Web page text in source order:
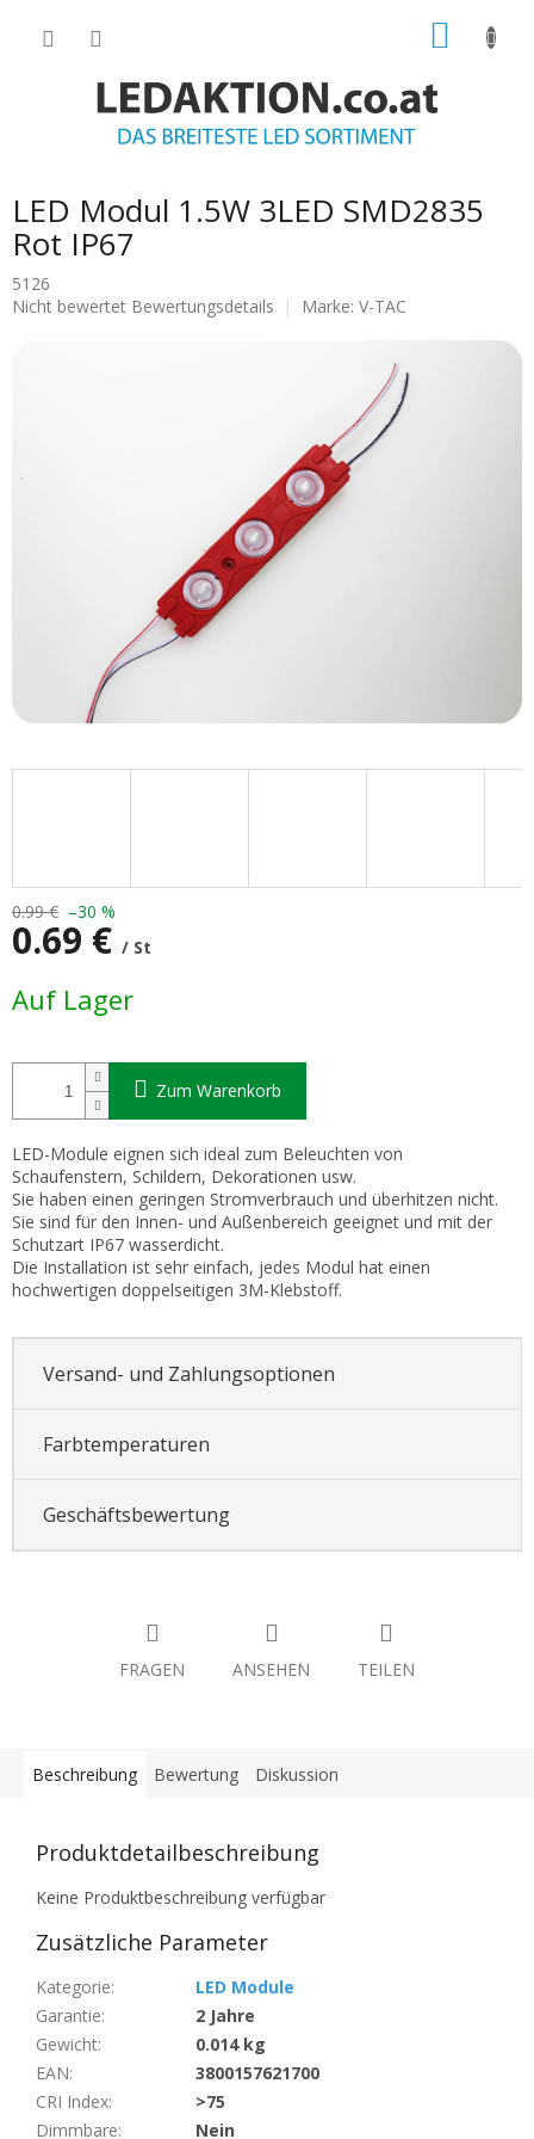
LED Modul 1.5W 3LED SMD2835
Rot IP67
5126
Die
Nicht bewertet Bewertungsdetails Marke: V-TAC
0.99 € –30 %
0.69 € / St
Auf Lager
Zum Warenkorb
LED-Module eignen sich ideal zum Beleuchten von
Schaufenstern, Schildern, Dekorationen usw.
Sie haben einen geringen Stromverbrauch und überhitzen nicht.
Sie sind für den Innen- und Außenbereich geeignet und mit der
Schutzart IP67 wasserdicht.
Die Installation ist sehr einfach, jedes Modul hat einen
hochwertigen doppelseitigen 3M-Klebstoff.
Versand- und Zahlungsoptionen
Farbtemperaturen
Geschäftsbewertung
FRAGEN ANSEHEN TEILEN
Beschreibung Bewertung Diskussion
Produktdetailbeschreibung
Keine Produktbeschreibung verfügbar
Zusätzliche Parameter
Kategorie:
LED Module
Garantie:
2 Jahre
Gewicht:
0.014 kg
EAN:
3800157621700
CRI Index:
>75
Dimmbare: Nein